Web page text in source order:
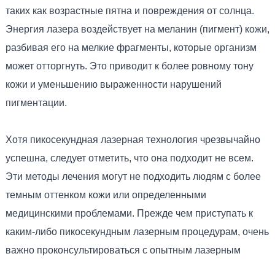
таких как возрастные пятна и повреждения от солнца.
Энергия лазера воздействует на меланин (пигмент) кожи,
разбивая его на мелкие фрагменты, которые организм
может отторгнуть. Это приводит к более ровному тону
кожи и уменьшению выраженности нарушений
пигментации.
Хотя пикосекундная лазерная технология чрезвычайно
успешна, следует отметить, что она подходит не всем.
Эти методы лечения могут не подходить людям с более
темным оттенком кожи или определенными
медицинскими проблемами. Прежде чем приступать к
каким-либо пикосекундным лазерным процедурам, очень
важно проконсультироваться с опытным лазерным